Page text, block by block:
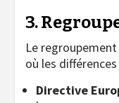
3.
Le
où les
Directive